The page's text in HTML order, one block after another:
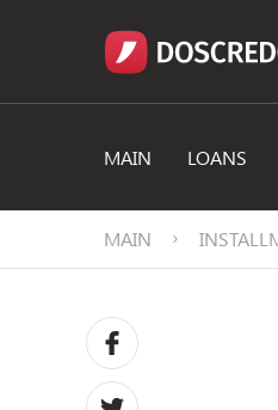
MAIN LOANS
MAIN